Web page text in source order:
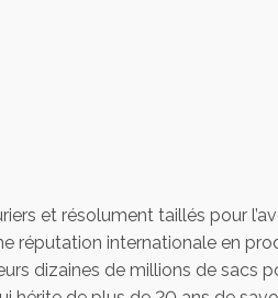
et résolument taillés pour
réputation internationale en
dizaines de millions de sacs